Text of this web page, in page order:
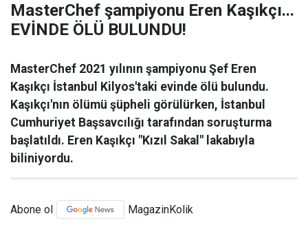
MasterChef şampiyonu Eren Kaşıkçı...
EVİNDE ÖLÜ BULUNDU!
MasterChef 2021 yılının şampiyonu Şef Eren
Kaşıkçı İstanbul Kilyos'taki evinde ölü bulundu.
Kaşıkçı'nın ölümü şüpheli görülürken, İstanbul
Cumhuriyet Başsavcılığı tarafından soruşturma
başlatıldı. Eren Kaşıkçı "Kızıl Sakal" lakabıyla
biliniyordu.
Abone ol MagazinKolik